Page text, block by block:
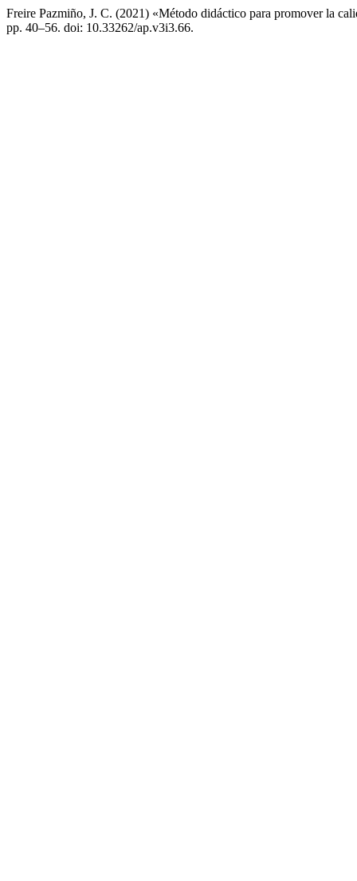
Freire Pazmiño, J. C. (2021) «Método didáctico para promover la
pp. 40–56. doi: 10.33262/ap.v3i3.66.